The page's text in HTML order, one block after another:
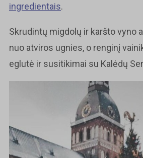
ingredientais.
Skrudintų migdolų ir karšto vyno
nuo atviros ugnies, o renginį
eglutė ir susitikimai su Kalėdų